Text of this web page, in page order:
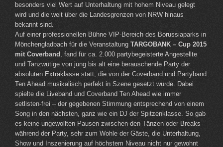
besonders viel Wert auf Unterhaltung mit hohem Niveau gelegt
wird und die weit über die Landesgrenzen von NRW hinaus
bekannt sind.
Auf einer professionellen Bühne VIP-Bereich des Borussiaparks in
Mönchengladbach für die Veranstaltung TARGOBANK – Cup 2015
mit Coverband , fand für ca. 2.000 partybegeisterte Angestellte
und Tanzwütige von jung bis alt eine berauschende Party der
absoluten Extraklasse statt, die von der Coverband und Partyband
Ten Ahead musikalisch perfekt in Szene gesetzt wurde. Dabei
spielte die Liveband und Coverband Ten Ahead wie immer
setlisten-frei – der gegebenen Stimmung entsprechend von einem
Song in den nächsten, ganz wie ein DJ der Spitzenklasse. So gab
es keine ungewollten Pausen zwischen den Tänzen oder Breaks
während der Party, sehr zum Wohle der Gäste, die Unterhaltung,
Show und Inszenierung auf höchstem Niveau nicht nur gewohnt